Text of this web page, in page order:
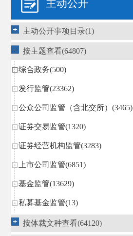
主动公开
主动公开事项目录(1)
按主题查看(64807)
综合政务(500)
发行监管(23362)
公众公司监管（含北交所）(3465)
证券交易监管(1320)
证券经营机构监管(3283)
上市公司监管(6851)
基金监管(13629)
私募基金监管(13)
区域性股权市场规范发展(14)
按体裁文种查看(64120)